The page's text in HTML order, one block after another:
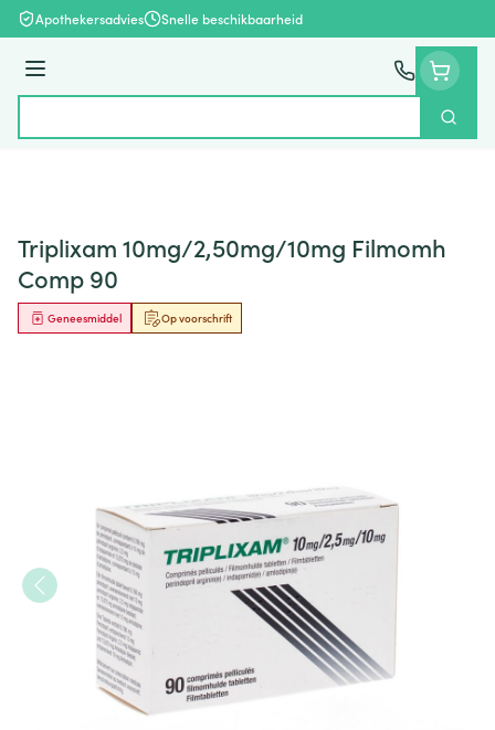
Ga naar de inhoud
Apothekersadvies Snelle beschikbaarheid
Menu
Zoek
Triplixam 10mg/2,50mg/10mg Filmomh
Comp 90
Op voorschrift
Geneesmiddel